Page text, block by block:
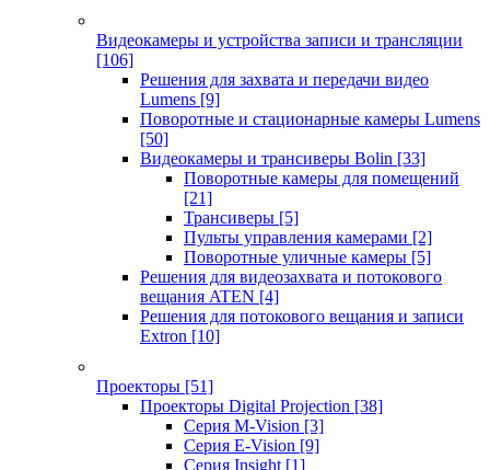
Видеокамеры и устройства записи и трансляции
[106]
Решения для захвата и передачи видео
Lumens [9]
Поворотные и стационарные камеры Lumens
[50]
Видеокамеры и трансиверы Bolin [33]
Поворотные камеры для помещений
[21]
Трансиверы [5]
Пульты управления камерами [2]
Поворотные уличные камеры [5]
Решения для видеозахвата и потокового
вещания ATEN [4]
Решения для потокового вещания и записи
Extron [10]
Проекторы [51]
Проекторы Digital Projection [38]
Серия M-Vision [3]
Серия E-Vision [9]
Серия Insight [1]